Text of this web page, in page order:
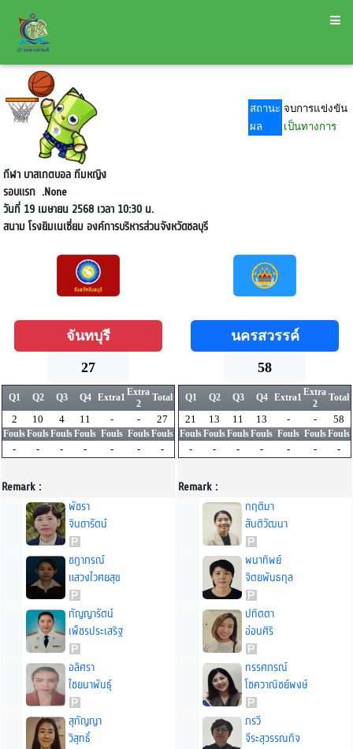
สถานะ จบการแข่งขัน
ผล
เป็นทางการ
กีฬา บาสเกตบอล ทีมหญิง
รอบแรก.None
วันที่ 19 เมษายน 2568 เวลา 10:30 น.
สนามโรงยิมเนเซี่ยม องค์การบริหารส่วนจังหวัดชลบุรี
จันทบุรี
27
Q1 Q2 Q3 Q4 Extra1Extra
2
Total
2 10 4 11 - - 27
FoulsFoulsFoulsFouls Fouls FoulsFouls
- - - - - - -
Remark :
พัชรา
จินดารัตน์
ชฎาภรณ์
แสวงไวศยสุข
กัญญารัตน์
เพ็ชรประเสริฐ
อลิศรา
ไชยนาพันธุ์
สุกัญญา
วิสุทธิ์
นครสวรรค์
58
Q1 Q2 Q3 Q4 Extra1Extra
2
Total
21 13 11 13 - - 58
FoulsFoulsFoulsFouls Fouls FoulsFouls
- - - - - - -
Remark :
กฤติมา
สันติวัฒนา
พนาทิพย์
จิตยพันธกุล
ปทิตตา
อ่อนศิริ
ทรรศภรณ์
โชควาณิชย์พงษ์
ภรวี
จีระสุวรรณกิจ